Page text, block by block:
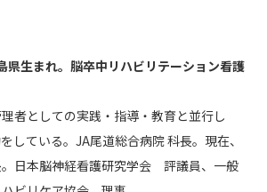
県生まれ。脳卒中リハビリテーション看護
者としての実践・指導・教育と並行し
している。JA尾道総合病院 科長。現在、
日本脳神経看護研究学会 評議員、一般